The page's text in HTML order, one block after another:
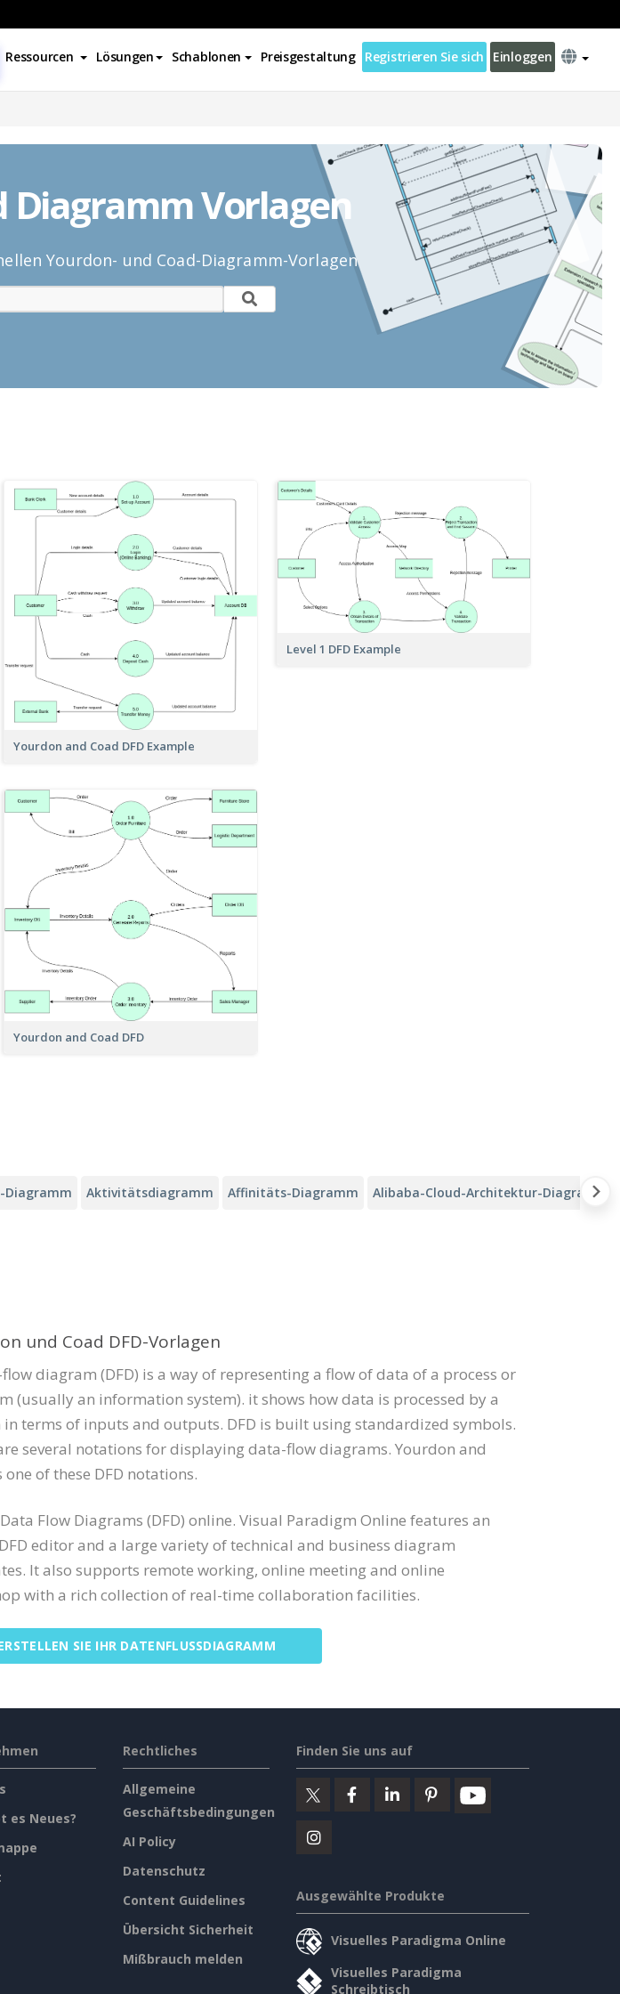
Ressourcen Lösungen Schablonen Preisgestaltung Registrieren Sie sich Einloggen
Diagramm Vorlagen
Yourdon- und Coad-Diagramm-Vorlagen
Yourdon and Coad DFD Example
Level 1 DFD Example
Yourdon and Coad DFD
Diagramm Aktivitätsdiagramm Affinitäts-Diagramm Alibaba-Cloud-Architektur-Diagramm
und Coad DFD-Vorlagen
diagram (DFD) is a way of representing a flow of data of a process or
(usually an information system). it shows how data is processed by a
in terms of inputs and outputs. DFD is built using standardized symbols.
several notations for displaying data-flow diagrams. Yourdon and
one of these DFD notations.
Flow Diagrams (DFD) online. Visual Paradigm Online features an
editor and a large variety of technical and business diagram
It also supports remote working, online meeting and online
with a rich collection of real-time collaboration facilities.
SIE IHR DATENFLUSSDIAGRAMM
es Neues?
Rechtliches
Allgemeine
Geschäftsbedingungen
AI Policy
Datenschutz
Content Guidelines
Übersicht Sicherheit
Mißbrauch melden
Finden Sie uns auf
Ausgewählte Produkte
Visuelles Paradigma Online
Visuelles Paradigma
Schreibtisch